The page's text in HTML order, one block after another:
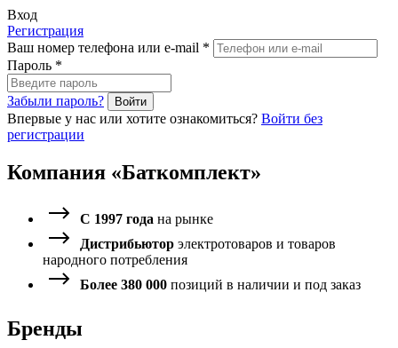
Вход
Регистрация
Ваш номер телефона или e-mail *
Пароль *
Забыли пароль? Войти
Впервые у нас или хотите ознакомиться? Войти без
регистрации
Компания «Баткомплект»
С 1997 года на рынке
Дистрибьютор электротоваров и товаров
народного потребления
Более 380 000 позиций в наличии и под заказ
Брендыᅠ ᅠ